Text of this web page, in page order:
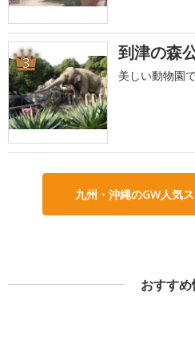
3 到津の森
美しい動物園
九州・沖縄のGW人気
おすすめ